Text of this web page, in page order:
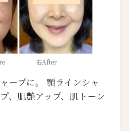
右After
ープに。 顎ラインシャ
、肌艶アップ、肌トーン